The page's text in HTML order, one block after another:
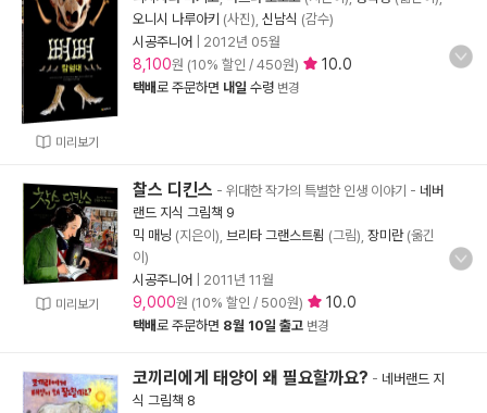
미리보기
오니시 나루아키 (사진), 신남식 (감수)
시공주니어
2012년 05월
8,100원 (10% 할인 / 450원) 10.0
택배로 주문하면 내일 수령 변경
미리보기
찰스 디킨스 - 위대한 작가의 특별한 인생 이야기 - 네버
랜드 지식 그림책 9
믹 매닝 (지은이), 브리타 그랜스트룀 (그림), 장미란(옮긴
이)
시공주니어
2011년 11월
9,000원 (10% 할인 / 500원) 10.0
택배로 주문하면 8월 10일 출고 변경
코끼리에게 태양이 왜 필요할까요? - 네버랜드 지
식 그림책 8